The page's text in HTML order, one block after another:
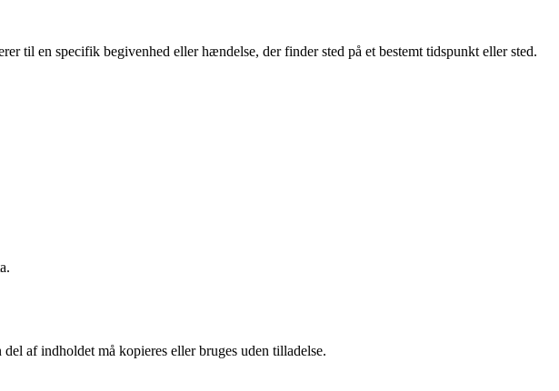
til en specifik begivenhed eller hændelse, der finder sted på et bestemt tidspunkt eller sted.
af indholdet må kopieres eller bruges uden tilladelse.